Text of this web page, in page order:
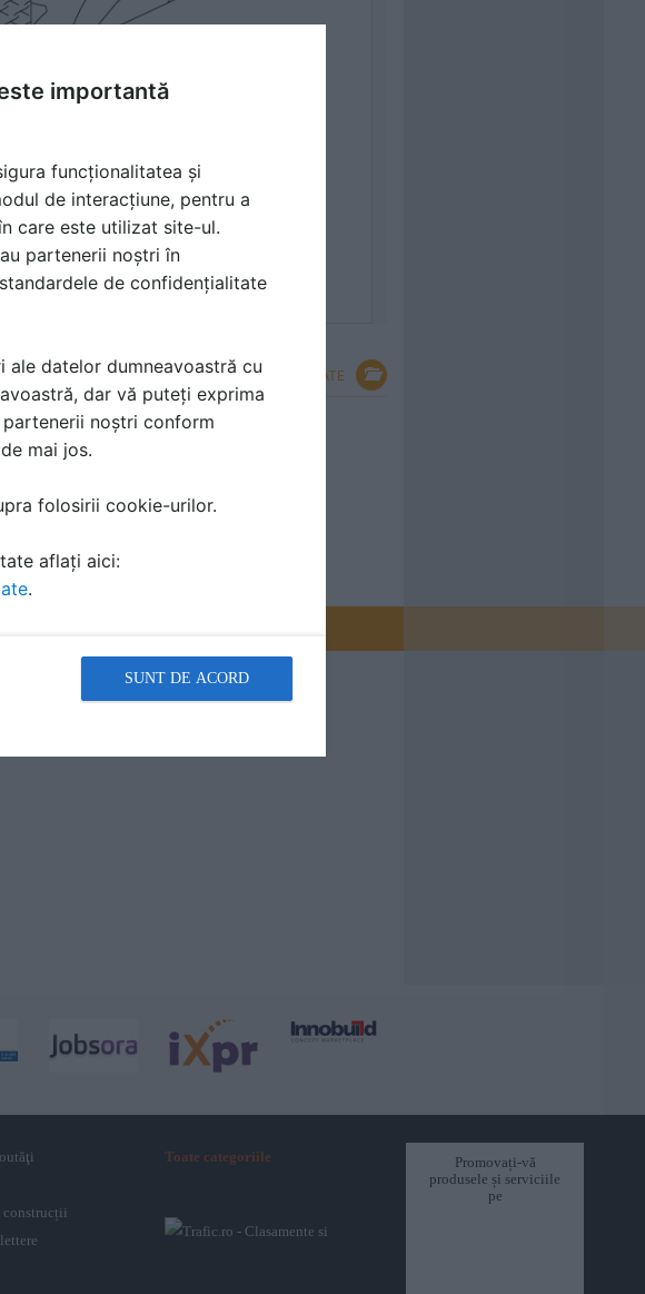
VEZI TOATE
Termoizolatie din spuma
poliuretanica - Racord la atic 1
construcții
Toate categoriile
Promovați-vă
produsele și serviciile
pe
importantă
funcționalitatea și
de interacțiune, pentru a
care este utilizat site-ul.
partenerii noștri în
de confidențialitate
ale datelor dumneavoastră cu
dar vă puteți exprima
noștri conform
mai jos.
folosirii cookie-urilor.
aflați aici:
.
SUNT DE ACORD